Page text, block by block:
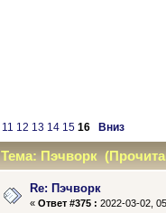
11 12 13 14 15 16 Вниз
Тема: Пэчворк
Re: Пэчворк
«Ответ #375 : 2022-03-02,